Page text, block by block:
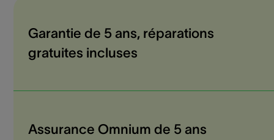
Garantie de 5 ans, réparations
gratuites incluses
Assurance Omnium de 5 ans